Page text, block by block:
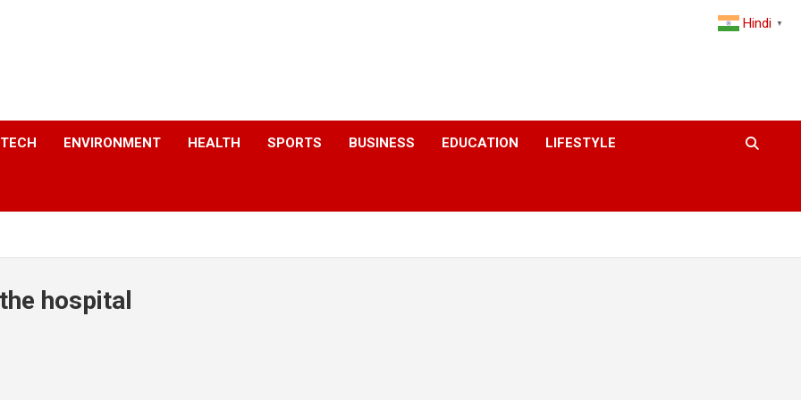
TECH ENVIRONMENT HEALTH SPORTS BUSINESS EDUCATION LIFESTYLE
hospital
Hindi ▼